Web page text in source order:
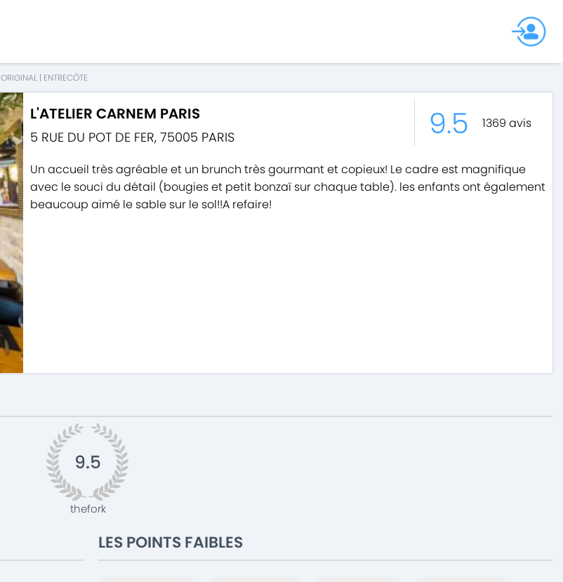
ORIGINAL | ENTRECÔTE
L'ATELIER CARNEM PARIS
5 RUE DU POT DE FER, 75005 PARIS 9.5 1369 avis
Un accueil très agréable et un brunch très gourmant et copieux! Le cadre est magnifique
avec le souci du détail (bougies et petit bonzaï sur chaque table). les enfants ont également
beaucoup aimé le sable sur le sol!!A refaire!
9.5
thefork
LES POINTS FAIBLES